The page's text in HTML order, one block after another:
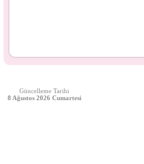
Güncelleme Tarihi
8 Ağustos 2026 Cumartesi